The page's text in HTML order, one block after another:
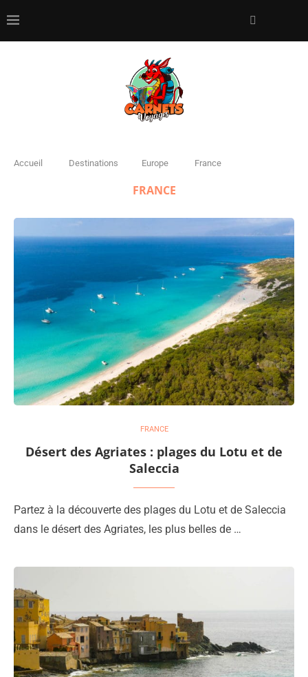
Accueil Destinations Europe France
FRANCE
FRANCE
Désert des Agriates : plages du Lotu et de
Saleccia
Partez à la découverte des plages du Lotu et de Saleccia
dans le désert des Agriates, les plus belles de …